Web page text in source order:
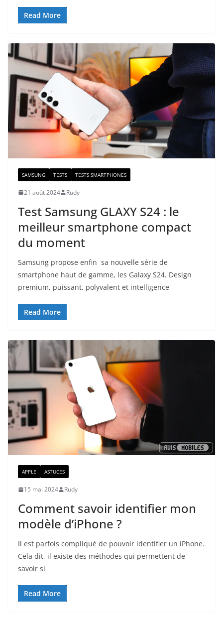
Read More
SAMSUNG TESTS TESTS SMARTPHONES
21 août 2024 Rudy
Test Samsung GLAXY S24 : le
meilleur smartphone compact
du moment
Samsung propose enfin sa nouvelle série de
smartphone haut de gamme, les Galaxy S24. Design
premium, puissant, polyvalent et intelligence
Read More
APPLE ASTUCES
15 mai 2024 Rudy
Comment savoir identifier mon
modèle d’iPhone ?
Il est parfois compliqué de pouvoir identifier un iPhone.
Cela dit, il existe des méthodes qui permettent de
savoir si
Read More